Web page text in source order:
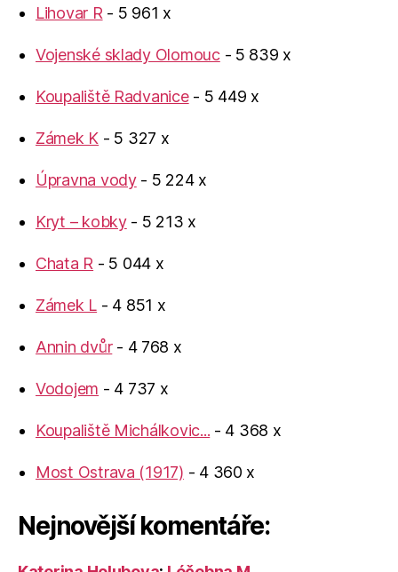
Lihovar R - 5 961 x
Vojenské sklady Olomouc- 5 839 x
Koupaliště Radvanice- 5 449 x
Zámek K - 5 327 x
Úpravna vody- 5 224 x
Kryt – kobky- 5 213 x
Chata R - 5 044 x
Zámek L - 4 851 x
Annin dvůr- 4 768 x
Vodojem - 4 737 x
Koupaliště Michálkovic... - 4 368 x
Most Ostrava (1917) - 4 360 x
Nejnovější komentáře: